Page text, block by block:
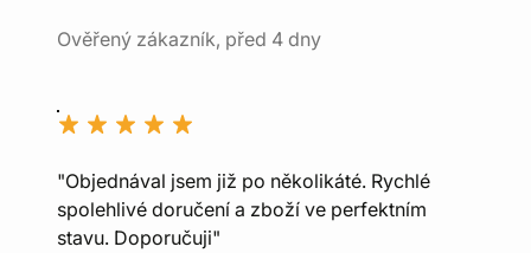
Ověřený zákazník, před 4 dny
"Objednával jsem již po několikáté. Rychlé
spolehlivé doručení a zboží ve perfektním
stavu. Doporučuji"